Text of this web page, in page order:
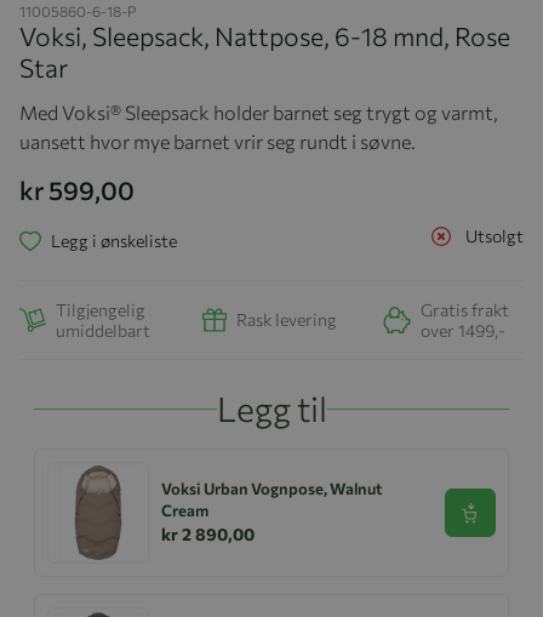
11005860-6-18-P
Voksi, Sleepsack, Nattpose, 6-18 mnd, Rose
Star
Med Voksi® Sleepsack holder barnet seg trygt og varmt,
uansett hvor mye barnet vrir seg rundt i søvne.
kr 599,00
Utsolgt
Legg i ønskeliste
Tilgjengelig
umiddelbart
Rask levering
Gratis frakt
over 1499,-
Legg til
Voksi Urban Vognpose, Walnut
Cream
kr 2 890,00
Se